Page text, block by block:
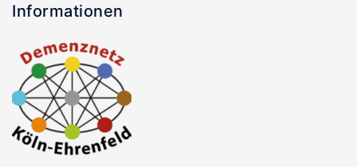
Informationen